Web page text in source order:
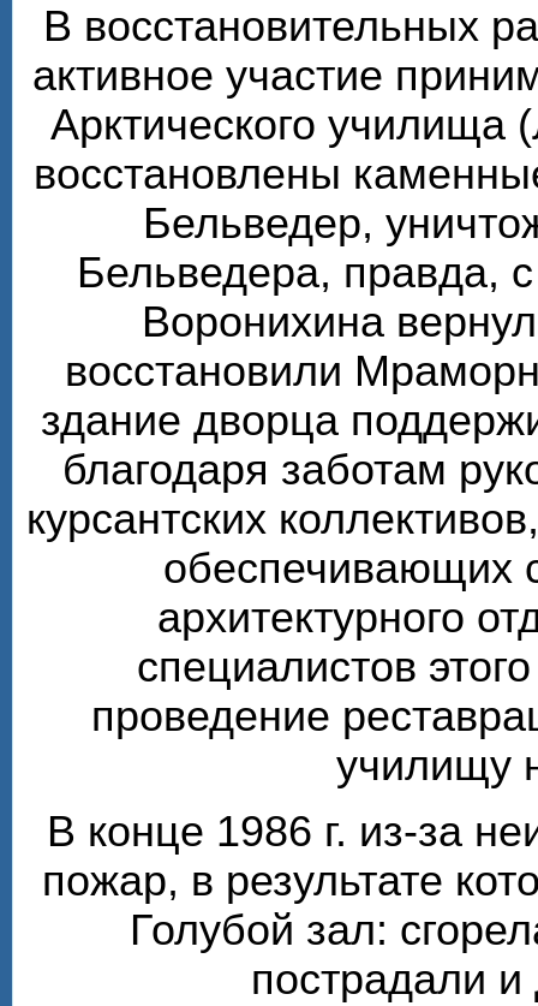
В восстановительных
активное участие
Арктического
восстановлены
Бельведер,
Бельведера, правда,
Воронихина
восстановили
здание дворца
благодаря заботам
курсантских
обеспечивающих
архитектурного
специалистов
проведение
училищу
В конце 1986 г. из-за
пожар, в результате
Голубой зал:
пострадали